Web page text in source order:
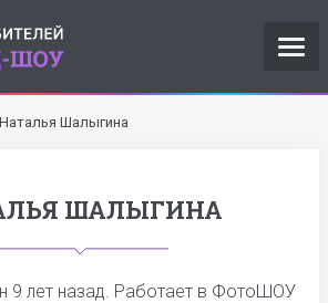
Наталья Шалыгина
ШАЛЫГИНА
9 лет назад. Работает в ФотоШОУ